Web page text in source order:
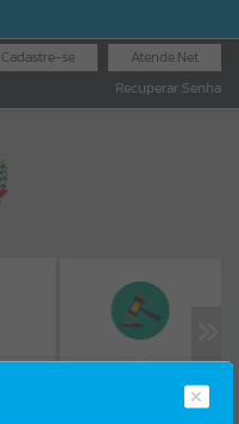
Atende.Net
Cadastre-se
Recuperar Senha